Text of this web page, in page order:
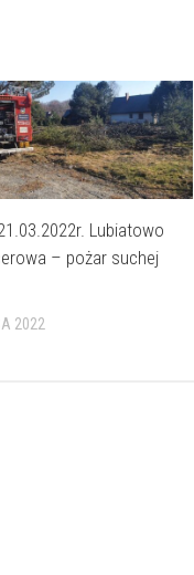
Lubiatowo
– pożar suchej
2022